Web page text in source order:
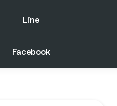
Line
Facebook